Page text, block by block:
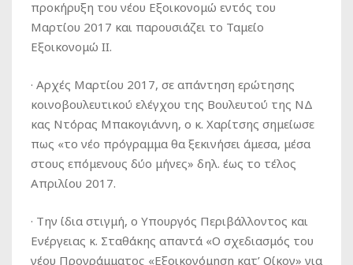
προκήρυξη του νέου Εξοικονομώ εντός του
Μαρτίου 2017 και παρουσιάζει το Ταμείο
Εξοικονομώ ΙΙ.
· Αρχές Μαρτίου 2017, σε απάντηση ερώτησης
κοινοβουλευτικού ελέγχου της Βουλευτού της ΝΔ
κας Ντόρας Μπακογιάννη, ο κ. Χαρίτσης σημείωσε
πως «το νέο πρόγραμμα θα ξεκινήσει άμεσα, μέσα
στους επόμενους δύο μήνες» δηλ. έως το τέλος
Απριλίου 2017.
· Την ίδια στιγμή, ο Υπουργός Περιβάλλοντος και
Ενέργειας κ. Σταθάκης απαντά «Ο σχεδιασμός του
νέου Προγράμματος «Εξοικονόμηση κατ’ Οίκον» για